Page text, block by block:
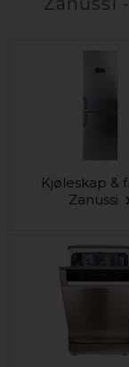
Kjøleskap &
Zanussi